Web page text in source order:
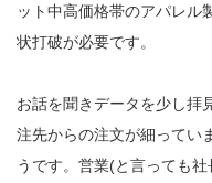
ット中高価格帯のアパレル
状打破が必要です。
お話を聞きデータを少し拝
注先からの注文が細ってい
うです。営業(と言っても